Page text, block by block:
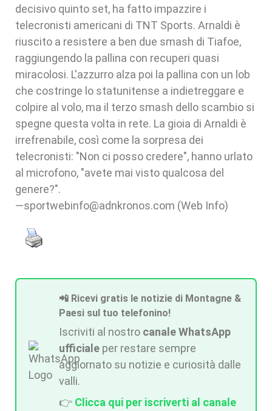
decisivo quinto set, ha fatto impazzire i
telecronisti americani di TNT Sports. Arnaldi è
riuscito a resistere a ben due smash di Tiafoe,
raggiungendo la pallina con recuperi quasi
miracolosi. L'azzurro alza poi la pallina con un lob
che costringe lo statunitense a indietreggare e
colpire al volo, ma il terzo smash dello scambio si
spegne questa volta in rete. La gioia di Arnaldi è
irrefrenabile, così come la sorpresa dei
telecronisti: "Non ci posso credere", hanno urlato
al microfono, "avete mai visto qualcosa del
genere?".
—sportwebinfo@adnkronos.com (Web Info)
📲 Ricevi gratis le notizie di Montagne &
Paesi sul tuo telefonino!
Iscriviti al nostro canale WhatsApp
ufficiale per restare sempre
aggiornato su notizie e curiosità dalle
valli.
👉 Clicca qui per iscriverti al canale